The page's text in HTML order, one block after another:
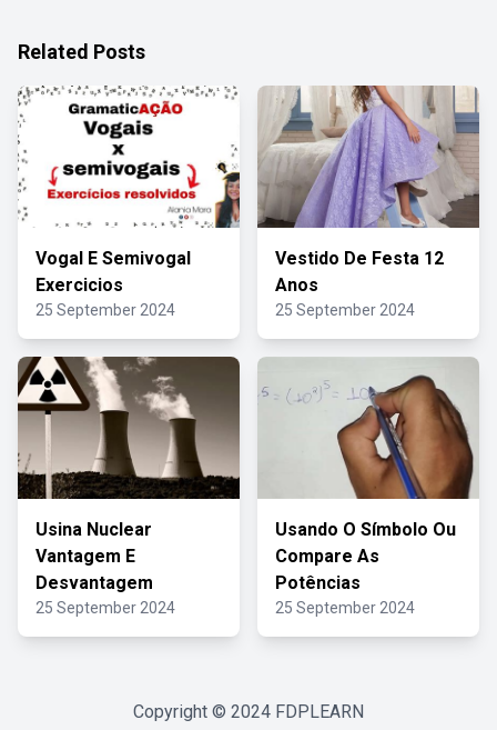
Related Posts
Vogal E Semivogal
Exercicios
25 September 2024
Vestido De Festa 12
Anos
25 September 2024
Usina Nuclear
Vantagem E
Desvantagem
25 September 2024
Usando O Símbolo Ou
Compare As
Potências
25 September 2024
Copyright © 2024 FDPLEARN